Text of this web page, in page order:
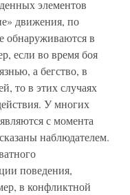
элементов
движения, по
обнаруживаются в
если во время боя
а бегство, в
то в этих случаях
У многих
с момента
наблюдателем.
поведения,
в конфликтной